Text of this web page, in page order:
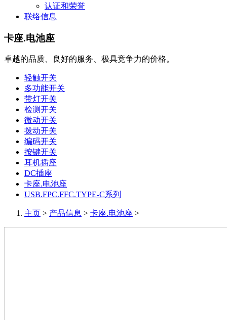
认证和荣誉
联络信息
卡座.电池座
卓越的品质、良好的服务、极具竞争力的价格。
轻触开关
多功能开关
带灯开关
检测开关
微动开关
拨动开关
编码开关
按键开关
耳机插座
DC插座
卡座.电池座
USB.FPC.FFC.TYPE-C系列
主页 > 产品信息 > 卡座.电池座 >